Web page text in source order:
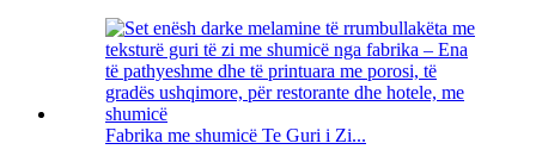
Fabrika me shumicë Te Guri i Zi...